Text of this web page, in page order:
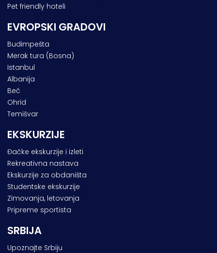
Pet friendly hoteli
EVROPSKI GRADOVI
Budimpešta
Merak tura (Bosna)
Istanbul
Albanija
Beč
Ohrid
Temišvar
EKSKURZIJE
Đačke ekskurzije i izleti
Rekreativna nastava
Ekskurzije za obdaništa
Studentske ekskurzije
Zimovanja, letovanja
Pripreme sportista
SRBIJA
Upoznajte Srbiju